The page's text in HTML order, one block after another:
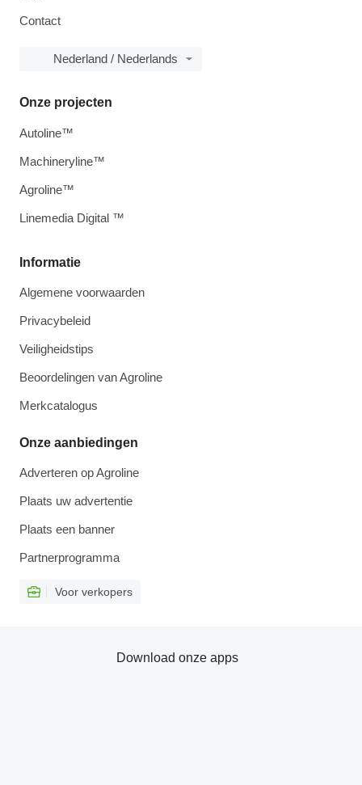
Contact
Nederland / Nederlands
Informatie
Algemene voorwaarden
Privacybeleid
Veiligheidstips
Beoordelingen van Agroline
Merkcatalogus
Onze aanbiedingen
Adverteren op Agroline
Plaats uw advertentie
Plaats een banner
Partnerprogramma
Voor verkopers
Onze projecten
Autoline™
Machineryline™
Agroline™
Linemedia Digital ™
Download onze apps